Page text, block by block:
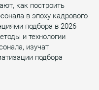
как построить
в эпоху кадрового
подбора в 2026
и технологии
изучат
подбора